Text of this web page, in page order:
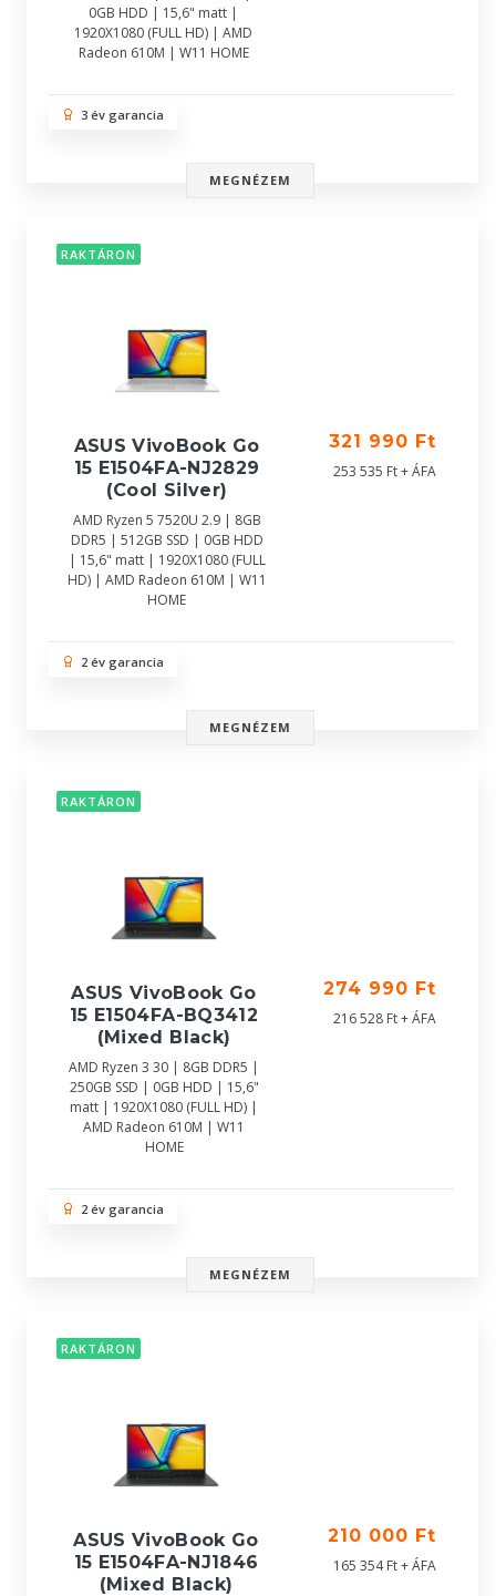
0GB HDD | 15,6" matt |
1920X1080 (FULL HD) | AMD
Radeon 610M | W11 HOME
3 év garancia
MEGNÉZEM
RAKTÁRON
ASUS VivoBook Go
15 E1504FA-NJ2829
(Cool Silver)
AMD Ryzen 5 7520U 2.9 | 8GB
DDR5 | 512GB SSD | 0GB HDD
| 15,6" matt | 1920X1080 (FULL
HD) | AMD Radeon 610M | W11
HOME
321 990 Ft
253 535 Ft + ÁFA
2 év garancia
MEGNÉZEM
RAKTÁRON
ASUS VivoBook Go
15 E1504FA-BQ3412
(Mixed Black)
AMD Ryzen 3 30 | 8GB DDR5 |
250GB SSD | 0GB HDD | 15,6"
matt | 1920X1080 (FULL HD) |
AMD Radeon 610M | W11
HOME
274 990 Ft
216 528 Ft + ÁFA
2 év garancia
MEGNÉZEM
RAKTÁRON
ASUS VivoBook Go
15 E1504FA-NJ1846
(Mixed Black)
210 000 Ft
165 354 Ft + ÁFA